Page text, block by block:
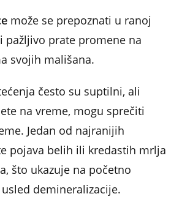
može se prepoznati u ranoj
pažljivo prate promene na
svojih mališana.
često su suptilni, ali
na vreme, mogu sprečiti
Jedan od najranijih
pojava belih ili kredastih mrlja
što ukazuje na početno
demineralizacije.